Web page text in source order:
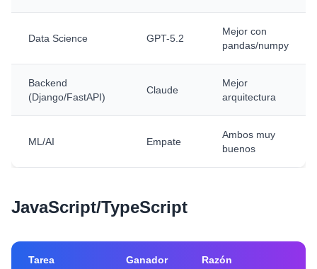
Data Science GPT-5.2
Mejor con
pandas/numpy
Backend
(Django/FastAPI)
Claude
Mejor
arquitectura
ML/AI Empate
Ambos muy
buenos
JavaScript/TypeScript
Tarea Ganador Razón